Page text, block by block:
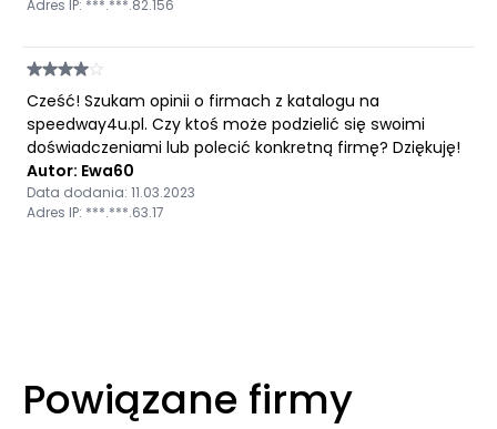
Adres IP: ***.***.82.156
Cześć! Szukam opinii o firmach z katalogu na
speedway4u.pl. Czy ktoś może podzielić się swoimi
doświadczeniami lub polecić konkretną firmę? Dziękuję!
Autor: Ewa60
Data dodania: 11.03.2023
Adres IP: ***.***.63.17
Powiązane firmy